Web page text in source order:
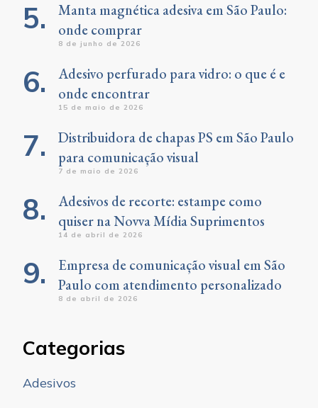
Manta magnética adesiva em São Paulo:
onde comprar
8 de junho de 2026
Adesivo perfurado para vidro: o que é e
onde encontrar
15 de maio de 2026
Distribuidora de chapas PS em São Paulo
para comunicação visual
7 de maio de 2026
Adesivos de recorte: estampe como
quiser na Novva Mídia Suprimentos
14 de abril de 2026
Empresa de comunicação visual em São
Paulo com atendimento personalizado
8 de abril de 2026
Categorias
Adesivos